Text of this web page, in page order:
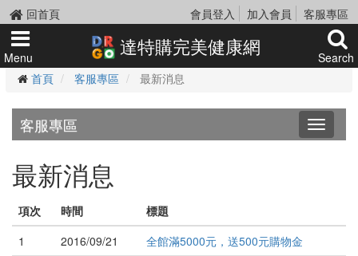
回首頁 會員登入 加入會員 客服專區
Menu 達特購完美健康網
Search
首頁
客服專區 最新消息
Toggle
客服專區
最新消息
項次 時間
標題
1
2016/09/21
全館滿5000元，送500元購物金